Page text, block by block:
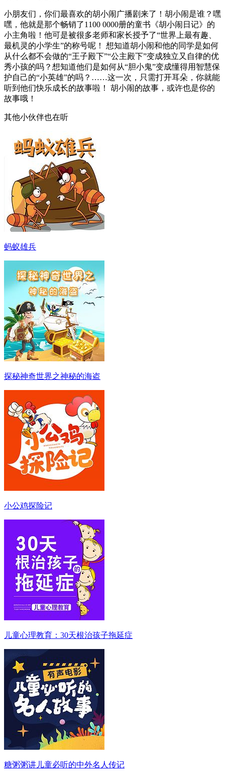
小朋友们，你们最喜欢的胡小闹广播剧来了！胡小闹是谁？嘿
嘿，他就是那个畅销了1100 0000册的童书《胡小闹日记》的
小主角啦！他可是被很多老师和家长授予了“世界上最有趣、
最机灵的小学生”的称号呢！ 想知道胡小闹和他的同学是如何
从什么都不会做的“王子殿下”“公主殿下”变成独立又自律的优
秀小孩的吗？想知道他们是如何从“胆小鬼”变成懂得用智慧保
护自己的“小英雄”的吗？……这一次，只需打开耳朵，你就能
听到他们快乐成长的故事啦！ 胡小闹的故事，或许也是你的
故事哦！
其他小伙伴也在听
蚂蚁雄兵
探秘神奇世界之神秘的海盗
小公鸡探险记
儿童心理教育：30天根治孩子拖延症
糖粥粥讲儿童必听的中外名人传记